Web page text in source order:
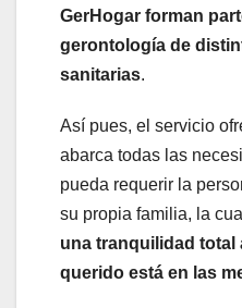
GerHogar forman
gerontología de
sanitarias.
Así pues, el servicio
abarca todas las
pueda requerir la
su propia familia, la
una tranquilidad total
querido está en las